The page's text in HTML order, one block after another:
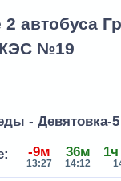
автобуса
№19
- Девятовка-5
-9м
13:27
36м
14:12